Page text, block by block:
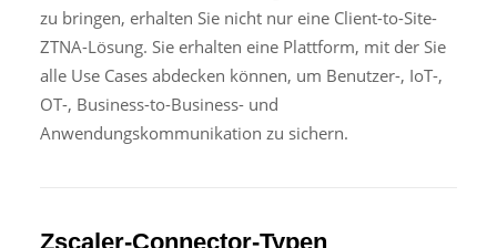
zu bringen, erhalten Sie nicht nur eine Client-to-Site-
ZTNA-Lösung. Sie erhalten eine Plattform, mit der Sie
alle Use Cases abdecken können, um Benutzer-, IoT-,
OT-, Business-to-Business- und
Anwendungskommunikation zu sichern.
Zscaler-Connector-Typen